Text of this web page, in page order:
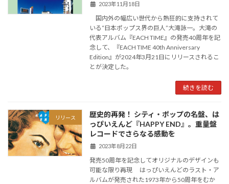
2023年11月18日
国内外の幅広い世代から熱狂的に支持されて
いる“日本ポップス界の巨人”大滝詠一。大滝の
代表アルバム『EACH TIME』の発売40周年を記
念して、『EACH TIME 40th Anniversary
Edition』が2024年3月21日にリリースされるこ
とが決定した。
続きを読む
リリース
歴史的再発！ シティ・ポップの名盤、は
っぴいえんど『HAPPY END』。重量盤
レコードでさらなる感動を
2023年8月22日
発売50周年を記念してオリジナルのデザインも
可能な限り再現 はっぴいえんどのラスト・ア
ルバムが発売された1973年から50周年をむか